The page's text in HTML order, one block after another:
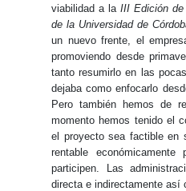
viabilidad a la III Edición de
de la Universidad de
un nuevo frente, el
promoviendo desde
tanto resumirlo en las
dejaba como enfocarlo
Pero también hemos de
momento hemos tenido el
el proyecto sea factible en
rentable
participen. Las
directa e indirectamente así